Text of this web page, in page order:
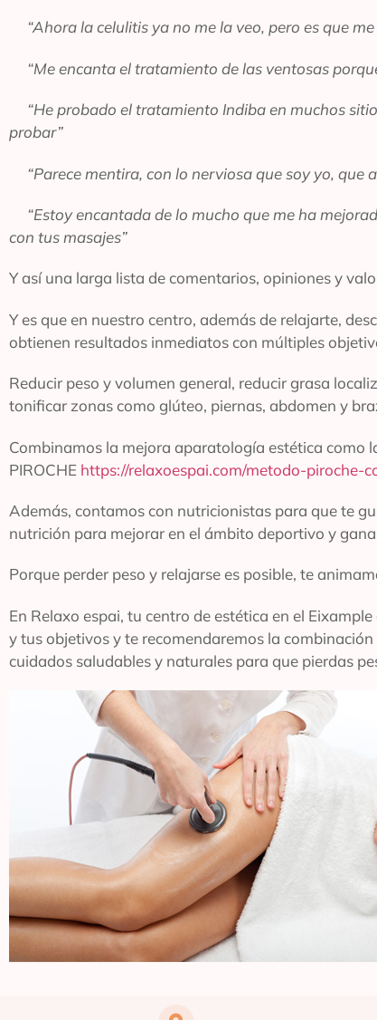
“Ahora la celulitis ya no me la veo, pero es que
“Me encanta el tratamiento de las ventosas
“He probado el tratamiento Indiba en muchos
probar”
“Parece mentira, con lo nerviosa que soy yo, que
“Estoy encantada de lo mucho que me ha
con tus masajes”
Y así una larga lista de comentarios, opiniones y
Y es que en nuestro centro, además de relajarte,
obtienen resultados inmediatos con múltiples
Reducir peso y volumen general, reducir grasa
tonificar zonas como glúteo, piernas, abdomen y
Combinamos la mejora aparatología estética como
PIROCHE https://relaxoespai.com/metodo-piroche-
Además, contamos con nutricionistas para que te
nutrición para mejorar en el ámbito deportivo y
Porque perder peso y relajarse es posible, te
En Relaxo espai, tu centro de estética en el
y tus objetivos y te recomendaremos la
cuidados saludables y naturales para que pierdas